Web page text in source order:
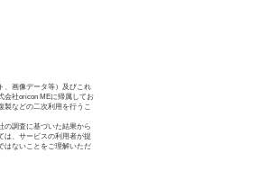
、画像データ等）及びこれ
会社oricon MEに帰属してお
製などの二次利用を行うこ
の調査に基づいた結果から
は、サービスの利用者が提
はないことをご理解いただ